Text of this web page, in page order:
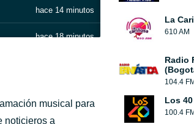
hace 14 minutos
hace 18 minutos
musical para
noticieros a
La
610 AM
Radio
104.4 FM
Los
100.4 FM